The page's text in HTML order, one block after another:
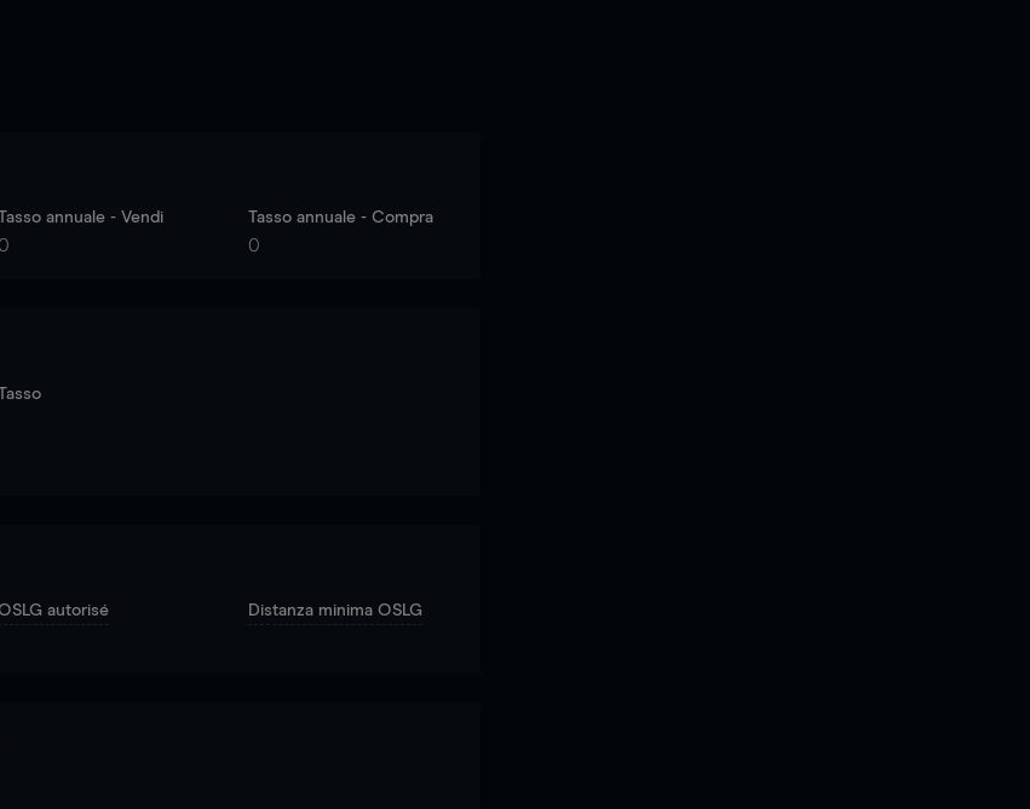
Tasso annuale - Vendi
0
Tasso annuale - Compra
0
Tasso
OSLG autorisé Distanza minima OSLG